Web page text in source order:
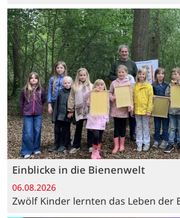
Einblicke in die Bienenwelt
06.08.2026
Zwölf Kinder lernten das Leben der